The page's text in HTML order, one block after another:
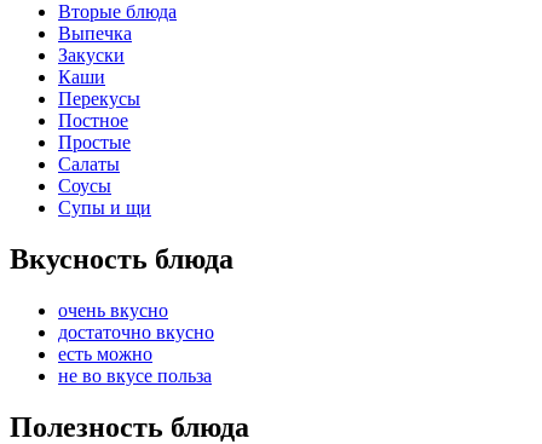
Вторые блюда
Выпечка
Закуски
Каши
Перекусы
Постное
Простые
Салаты
Соусы
Супы и щи
Вкусность блюда
очень вкусно
достаточно вкусно
есть можно
не во вкусе польза
Полезность блюда